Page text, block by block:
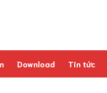
Download Tin tức